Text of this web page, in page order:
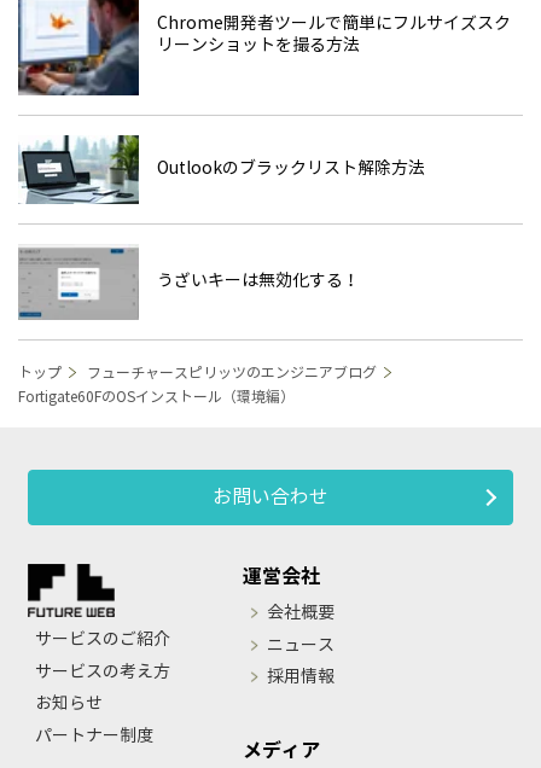
Chrome開発者ツールで簡単にフルサイズスク
リーンショットを撮る方法
Outlookのブラックリスト解除方法
うざいキーは無効化する！
トップ
フューチャースピリッツのエンジニアブログ
Fortigate60FのOSインストール（環境編）
お問い合わせ
サービスのご紹介
サービスの考え方
お知らせ
パートナー制度
運営会社
会社概要
ニュース
採用情報
メディア